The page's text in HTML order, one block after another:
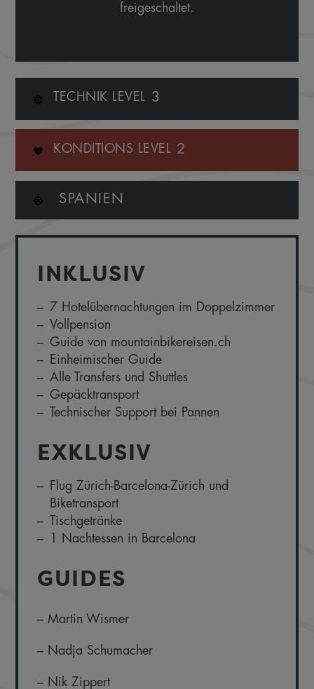
freigeschaltet.
TECHNIK LEVEL 3
KONDITIONS LEVEL 2
SPANIEN
INKLUSIV
7 Hotelübernachtungen im Doppelzimmer
Vollpension
Guide von mountainbikereisen.ch
Einheimischer Guide
Alle Transfers und Shuttles
Gepäcktransport
Technischer Support bei Pannen
EXKLUSIV
Flug Zürich-Barcelona-Zürich und
Biketransport
Tischgetränke
1 Nachtessen in Barcelona
GUIDES
– Martin Wismer
– Nadja Schumacher
– Nik Zippert